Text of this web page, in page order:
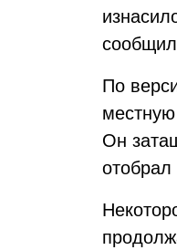
По
Он
отобрал